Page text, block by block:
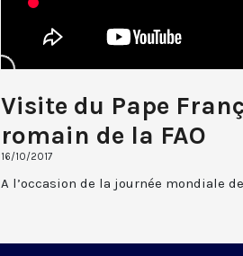
Visite du Pape
romain de la FAO
16/10/2017
A l’occasion de la journée mondiale